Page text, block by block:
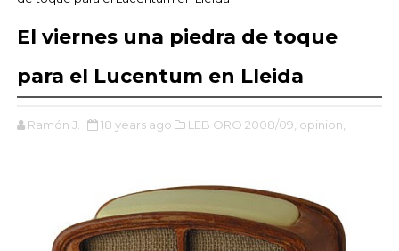
El viernes una piedra de toque
para el Lucentum en Lleida
Ramón J. 18 years ago LEB ORO 2008/09, opinion,